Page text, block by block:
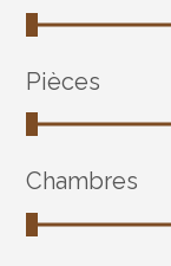
Pièces
Chambres